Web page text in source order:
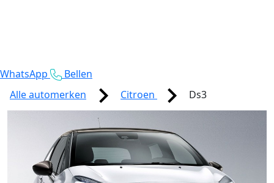
WhatsApp
Bellen
Alle automerken
Citroen Ds3